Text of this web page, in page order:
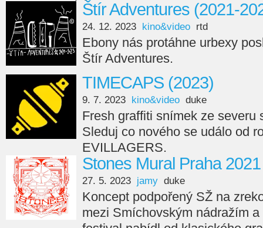
Štír Adventures (2021-
24. 12. 2023 kino&video rtd
Ebony nás protáhne urbexy
Štír Adventures.
TIMECAPS (2023)
9. 7. 2023 kino&video duke
Fresh graffiti snímek ze severu
Sleduj co nového se událo od
EVILLAGERS.
Stones Mural Praha 2021
27. 5. 2023 jamy duke
Koncept podpořený SŽ na
mezi Smíchovským nádražím